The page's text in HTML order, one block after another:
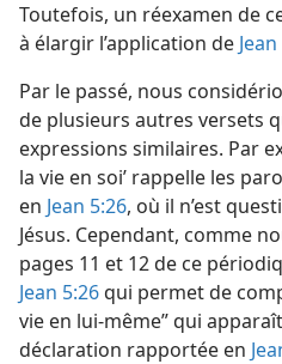
La Tour de Garde annonce le Royaume de Jéhovah 1992
Toutefois, un réexamen de
à élargir l’application de
Par le passé, nous
de plusieurs autres versets
expressions similaires. Par
la vie en soi’ rappelle les
en Jean 5:26, où il n’est
Jésus. Cependant, comme
pages 11 et 12 de ce
Jean 5:26qui permet de
vie en lui-​même” qui
déclaration rapportée en